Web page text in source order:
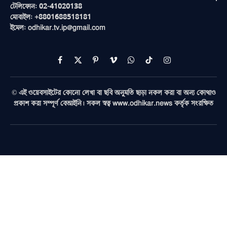
টেলিফোন: 02-41020138
মোবাইল: +8801688518181
ইমেল: odhikar.tv.ip@gmail.com
Facebook
X
(Twitter)
PinterestVimeoWhatsAppTikTokInstagram
© এই ওয়েবসাইটের কোনো লেখা বা ছবি অনুমতি ছাড়া নকল করা বা অন্য কোথাও
প্রকাশ করা সম্পূর্ণ বেআইনি। সকল স্বত্ব www.odhikar.news কর্তৃক সংরক্ষিত